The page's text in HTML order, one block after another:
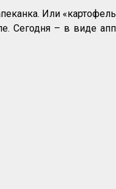
Или
Сегодня – в виде